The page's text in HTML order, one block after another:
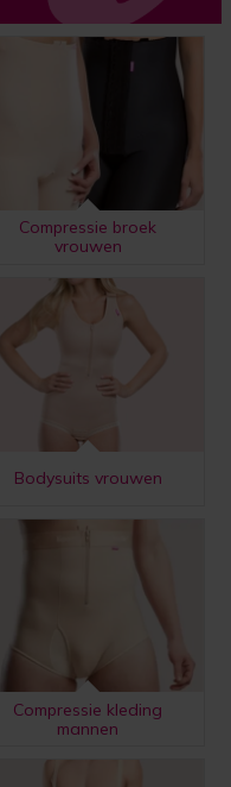
Compressie broek
vrouwen
Bodysuits vrouwen
Compressie kleding
mannen